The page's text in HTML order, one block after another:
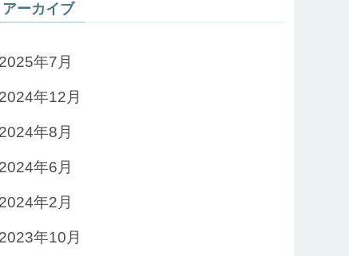
アーカイブ
2025年7月
2024年12月
2024年8月
2024年6月
2024年2月
2023年10月